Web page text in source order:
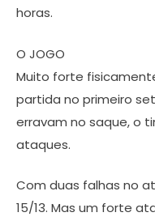
horas.
O JOGO
Muito forte
partida no primeiro
erravam no saque, o
ataques.
Com duas falhas no
15/13. Mas um forte